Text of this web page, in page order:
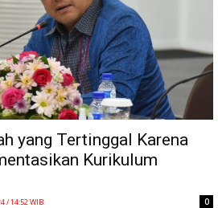
yang Tertinggal Karena
Kurikulum
/ 14:52 WIB 0